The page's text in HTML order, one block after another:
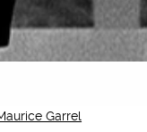
Garrel